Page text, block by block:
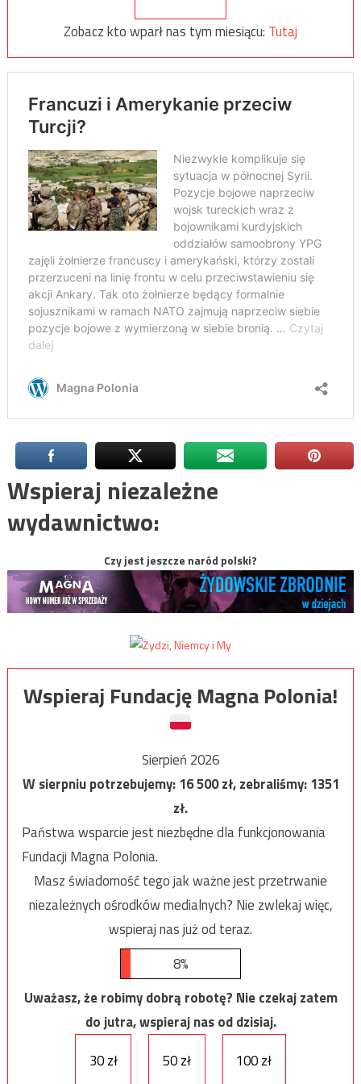
Zobacz kto wparł nas tym miesiącu: Tutaj
Wspieraj niezależne
wydawnictwo:
Czy jest jeszcze naród polski?
Wspieraj Fundację Magna Polonia!
Sierpień 2026
W sierpniu potrzebujemy:16 500zł, zebraliśmy:1351
zł.
Państwa wsparcie jest niezbędne dla funkcjonowania
Fundacji Magna Polonia.
Masz świadomość tego jak ważne jest przetrwanie
niezależnych ośrodków medialnych? Nie zwlekaj więc,
wspieraj nas już od teraz.
8%
Uważasz, że robimy dobrą robotę? Nie czekaj zatem
do jutra, wspieraj nas od dzisiaj.
30 zł
50 zł 100 zł